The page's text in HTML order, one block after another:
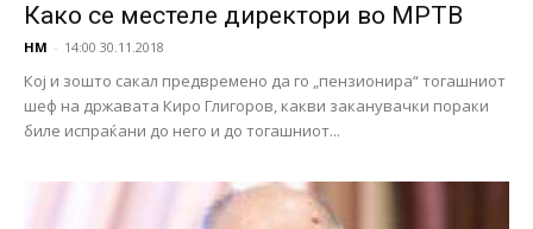
Како се местеле директори во МРТВ
НМ - 14:00 30.11.2018
Кој и зошто сакал предвремено да го „пензионира“ тогашниот
шеф на државата Киро Глигоров, какви заканувачки пораки
биле испраќани до него и до тогашниот...